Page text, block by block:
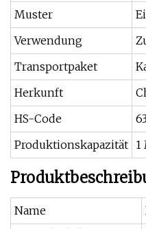
Muster
Verwendung
Transportpaket
Herkunft
HS-Code
Produktionskapazität 1
Name